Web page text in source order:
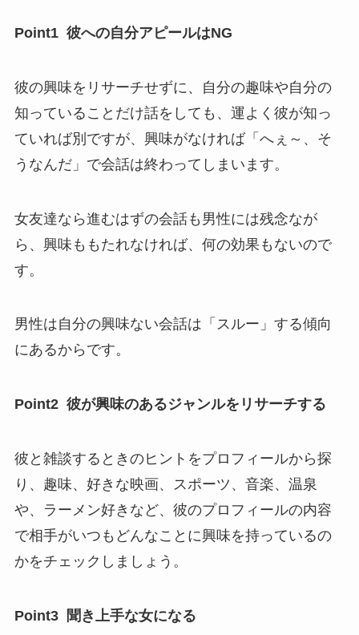
Point1 彼への自分アピールはNG
彼の興味をリサーチせずに、自分の趣味や自分の
知っていることだけ話をしても、運よく彼が知っ
ていれば別ですが、興味がなければ「へぇ～、そ
うなんだ」で会話は終わってしまいます。
女友達なら進むはずの会話も男性には残念なが
ら、興味ももたれなければ、何の効果もないので
す。
男性は自分の興味ない会話は「スルー」する傾向
にあるからです。
Point2 彼が興味のあるジャンルをリサーチする
彼と雑談するときのヒントをプロフィールから探
り、趣味、好きな映画、スポーツ、音楽、温泉
や、ラーメン好きなど、彼のプロフィールの内容
で相手がいつもどんなことに興味を持っているの
かをチェックしましょう。
Point3 聞き上手な女になる